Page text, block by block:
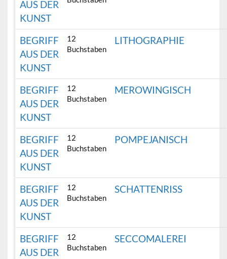
AUS DER
KUNST
BEGRIFF
AUS DER
KUNST
12
Buchstaben
LITHOGRAPHIE
BEGRIFF
AUS DER
KUNST
12
Buchstaben
MEROWINGISCH
BEGRIFF
AUS DER
KUNST
12
Buchstaben
POMPEJANISCH
BEGRIFF
AUS DER
KUNST
12
Buchstaben
SCHATTENRISS
BEGRIFF
AUS DER
12
Buchstaben
SECCOMALEREI